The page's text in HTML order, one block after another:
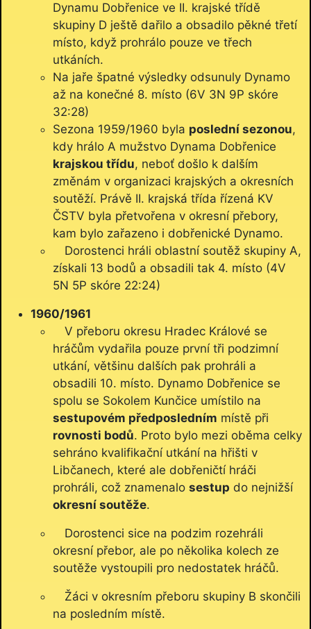
Dynamu Dobřenice ve II. krajské třídě
skupiny D ještě dařilo a obsadilo pěkné třetí
místo, když prohrálo pouze ve třech
utkáních.
Na jaře špatné výsledky odsunuly Dynamo
až na konečné 8. místo (6V 3N 9P skóre
32:28)
Sezona 1959/1960 byla poslední sezonou,
kdy hrálo A mužstvo Dynama Dobřenice
krajskou třídu, neboť došlo k dalším
změnám v organizaci krajských a okresních
soutěží. Právě II. krajská třída řízená KV
ČSTV byla přetvořena v okresní přebory,
kam bylo zařazeno i dobřenické Dynamo.
Dorostenci hráli oblastní soutěž skupiny A,
získali 13 bodů a obsadili tak 4. místo (4V
5N 5P skóre 22:24)
1960/1961
V přeboru okresu Hradec Králové se
hráčům vydařila pouze první tři podzimní
utkání, většinu dalších pak prohráli a
obsadili 10. místo. Dynamo Dobřenice se
spolu se Sokolem Kunčice umístilo na
sestupovém předposledním místě při
rovnosti bodů. Proto bylo mezi oběma celky
sehráno kvalifikační utkání na hřišti v
Libčanech, které ale dobřeničtí hráči
prohráli, což znamenalo sestup do nejnižší
okresní soutěže.
Dorostenci sice na podzim rozehráli
okresní přebor, ale po několika kolech ze
soutěže vystoupili pro nedostatek hráčů.
Žáci v okresním přeboru skupiny B skončili
na posledním místě.